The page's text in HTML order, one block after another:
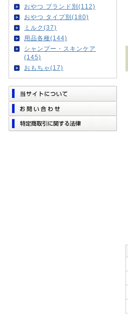
おやつ ブランド別(112)
おやつ タイプ別(180)
ミルク(37)
用品各種(144)
シャンプー・スキンケア
(145)
おもちゃ(17)